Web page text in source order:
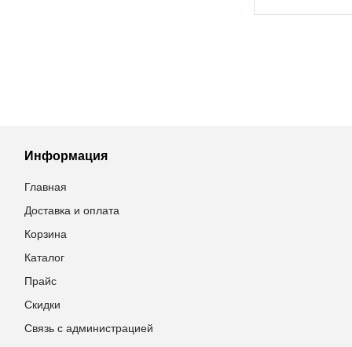
Информация
Главная
Доставка и оплата
Корзина
Каталог
Прайс
Скидки
Связь с администрацией